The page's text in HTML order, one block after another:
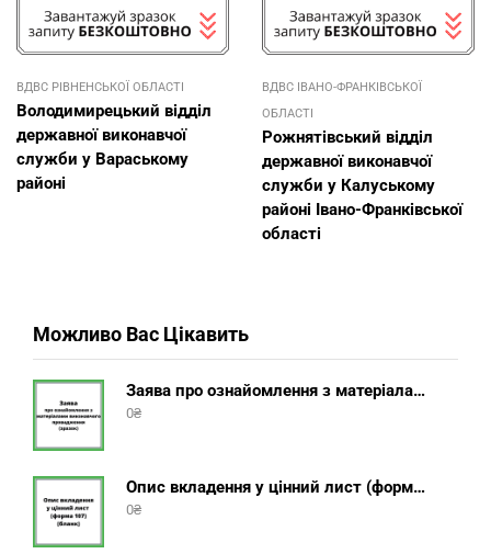
ВДВС РІВНЕНСЬКОЇ ОБЛАСТІ
Володимирецький відділ
державної виконавчої
служби у Вараському
районі
ВДВС ІВАНО-ФРАНКІВСЬКОЇ
ОБЛАСТІ
Рожнятівський відділ
державної виконавчої
служби у Калуському
районі Івано-Франківської
області
Можливо Вас Цікавить
Заява про ознайомлення з матеріалами виконавчого провадження (зразок, шаблон 2025 року)
0₴
Опис вкладення у цінний лист (форма 107) + інструкція відправлення цінного листа з описом вкладення
0₴